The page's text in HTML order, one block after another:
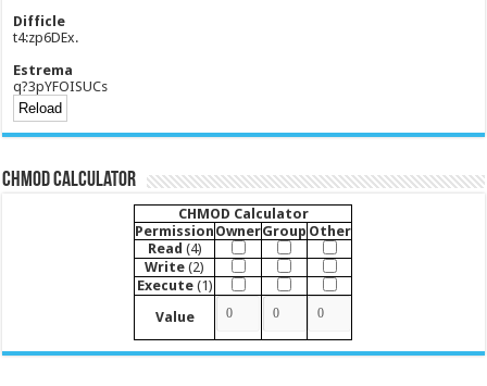
Difficle
t4:zp6DEx.
Estrema
q?3pYFOISUCs
CHMOD Calculator
CHMOD Calculator
Permission OwnerGroup Other
Read (4)
Write (2)
Execute(1)
Value